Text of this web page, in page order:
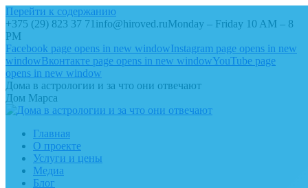
Перейти к содержанию
+375 (29) 823 37 71 info@hiroved.ruMonday – Friday 10 AM – 8
PM
Facebook page opens in new windowInstagram page opens in new
windowВконтакте page opens in new windowYouTube page
opens in new window
Дома в астрологии и за что они отвечают
Дом Марса
Главная
О проекте
Услуги и цены
Медиа
Блог